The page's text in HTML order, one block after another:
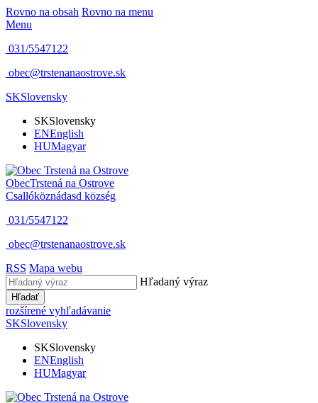
Rovno na obsah Rovno na menu
Menu
031/5547122
obec@trstenanaostrove.sk
SKSlovensky
SKSlovensky
ENEnglish
HUMagyar
ObecTrstená na Ostrove
Csallóköznádasd község
031/5547122
obec@trstenanaostrove.sk
RSS Mapa webu
Hľadaný výraz
Hľadať
rozšírené vyhľadávanie
SKSlovensky
SKSlovensky
ENEnglish
HUMagyar